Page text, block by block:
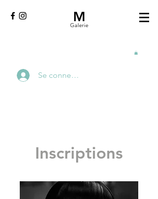
M
Galerie
Se connecter
Inscriptions